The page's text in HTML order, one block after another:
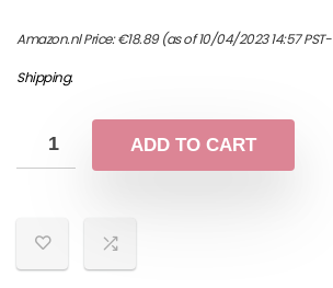
Amazon.nl Price:€18.89(as of 10/04/2023 14:57 PST-
Shipping.
ADD TO CART